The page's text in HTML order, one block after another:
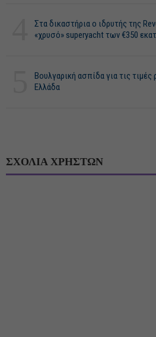
Στα δικαστήρια ο ιδρυτής της
«χρυσό» superyacht των €350
Βουλγαρική ασπίδα για τις
Ελλάδα
ΣΧΟΛΙΑ ΧΡΗΣΤΩΝ